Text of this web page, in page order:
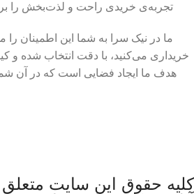
تجربه‌ی خریدی راحت و لذت‌بخش را
ما در نیک سرا به شما این اطمینان
خریداری می‌کنید، با دقت انتخاب شده
هدف ما ایجاد فضایی است که در آن
کلیه حقوق این سایت